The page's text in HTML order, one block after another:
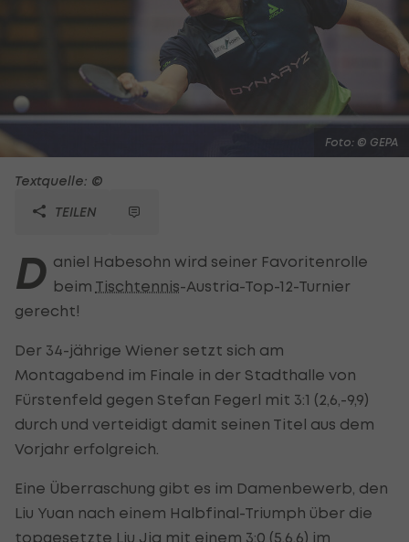
Foto: © GEPA
Textquelle: ©
TEILEN
D aniel Habesohn wird seiner Favoritenrolle
beim Tischtennis-Austria-Top-12-Turnier
gerecht!
Der 34-jährige Wiener setzt sich am
Montagabend im Finale in der Stadthalle von
Fürstenfeld gegen Stefan Fegerl mit 3:1 (2,6,-9,9)
durch und verteidigt damit seinen Titel aus dem
Vorjahr erfolgreich.
Eine Überraschung gibt es im Damenbewerb, den
Liu Yuan nach einem Halbfinal-Triumph über die
topgesetzte Liu Jia mit einem 3:0 (5,6,6) im